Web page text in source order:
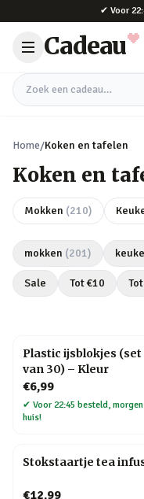
✔ Voor
Cadeau
Zoek een cadeau
Home/Koken en tafelen
Koken en
Mokken (210)
mokken (201)
Sale Tot €10
Plastic ijsblokjes (set
van 30) – Kleur
€6,99
✔ Voor 22:45 besteld,
huis!
Stokstaartje tea
€12,99